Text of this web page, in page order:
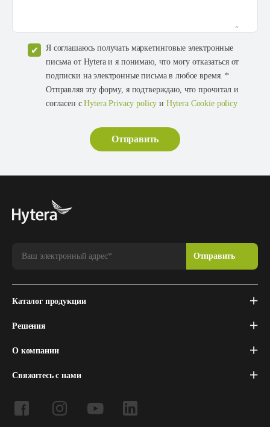
Я соглашаюсь получать маркетинговые электронные
письма от Hytera и я понимаю, что могу отказаться от
подписки на электронные письма в любое время. *
Отправляя эту форму, я подтверждаю, что прочитал и
согласен сHytera Privacy policy и Hytera Cookie policy
Каталог продукции
Решения
О компании
Свяжитесь с нами